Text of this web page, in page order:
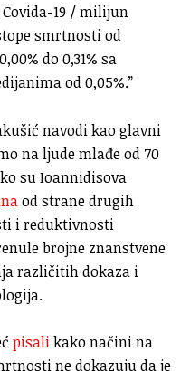
19 / milijun
smrtnosti od
do 0,31% sa
od 0,05%.”
navodi kao glavni
na ljude mlađe od 70
su Ioannidisova
od strane drugih
i reduktivnosti
brojne znanstvene
različitih dokaza i
pisalikako načini na
ne dokazuju da je